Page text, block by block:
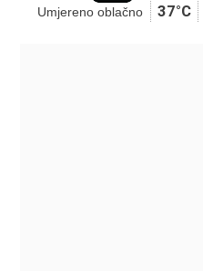
37°C
Umjereno oblačno